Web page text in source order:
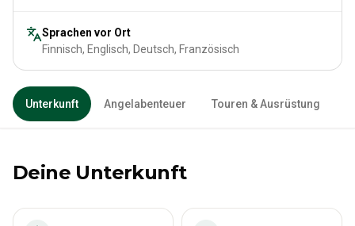
Sprachen vor Ort
Finnisch, Englisch, Deutsch, Französisch
Unterkunft Angelabenteuer Touren & Ausrüstung
Deine Unterkunft